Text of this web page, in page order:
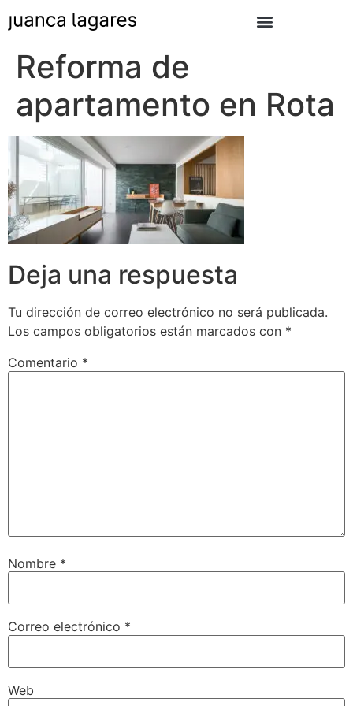
Reforma de
apartamento en Rota
Deja una respuesta
Tu dirección de correo electrónico no será publicada.
Los campos obligatorios están marcados con *
Comentario *
Nombre *
Correo electrónico *
Web